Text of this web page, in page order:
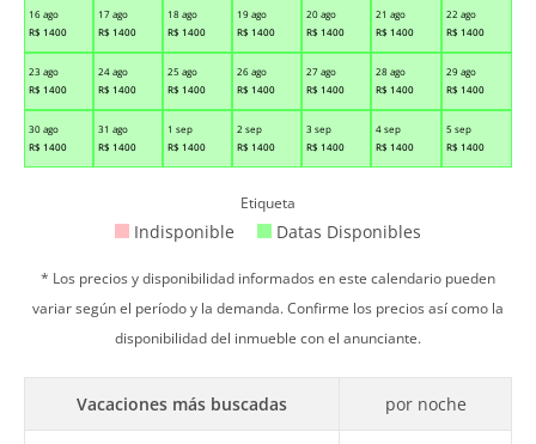
16 ago
R$ 1400
17 ago
R$ 1400
18 ago
R$ 1400
19 ago
R$ 1400
20 ago
R$ 1400
21 ago
R$ 1400
22 ago
R$ 1400
23 ago
R$ 1400
24 ago
R$ 1400
25 ago
R$ 1400
26 ago
R$ 1400
27 ago
R$ 1400
28 ago
R$ 1400
29 ago
R$ 1400
30 ago
R$ 1400
31 ago
R$ 1400
1 sep
R$ 1400
2 sep
R$ 1400
3 sep
R$ 1400
4 sep
R$ 1400
5 sep
R$ 1400
Etiqueta
Indisponible Datas Disponibles
* Los precios y disponibilidad informados en este calendario pueden
variar según el período y la demanda. Confirme los precios así como la
disponibilidad del inmueble con el anunciante.
Vacaciones más buscadas por noche